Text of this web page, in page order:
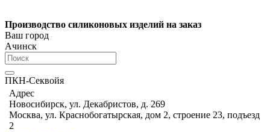
Производство силиконовых изделий на заказ
Ваш город
Ачинск
ПКН-Секвойя
Адрес
Новосибирск, ул. Декабристов, д. 269
Москва, ул. Краснобогатырская, дом 2, строение 23, подъезд
2